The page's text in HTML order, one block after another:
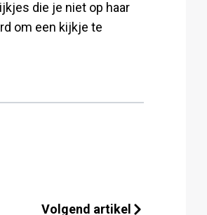
die je niet op haar
om een kijkje te
Volgend artikel